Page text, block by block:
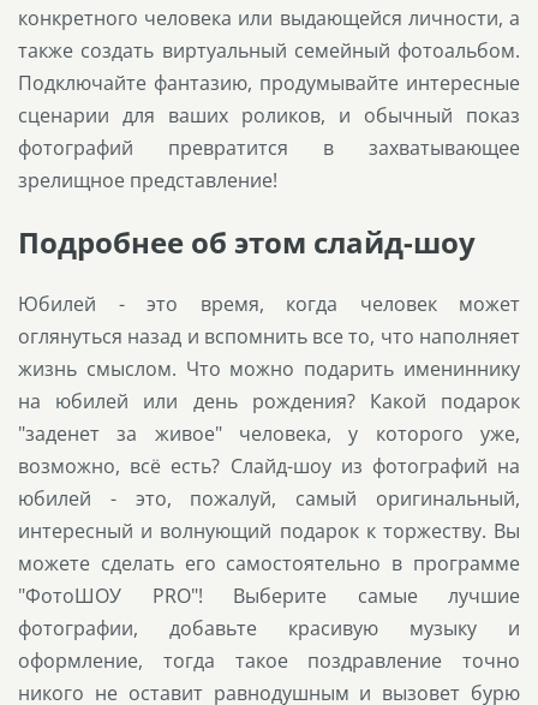
конкретного человека или выдающейся личности, а
также создать виртуальный семейный фотоальбом.
Подключайте фантазию, продумывайте интересные
сценарии для ваших роликов, и обычный показ
фотографий превратится в захватывающее
зрелищное представление!
Подробнее об этом слайд-шоу
Юбилей - это время, когда человек может
оглянуться назад и вспомнить все то, что наполняет
жизнь смыслом. Что можно подарить имениннику
на юбилей или день рождения? Какой подарок
"заденет за живое" человека, у которого уже,
возможно, всё есть? Слайд-шоу из фотографий на
юбилей - это, пожалуй, самый оригинальный,
интересный и волнующий подарок к торжеству. Вы
можете сделать его самостоятельно в программе
"ФотоШОУ PRO"! Выберите самые лучшие
фотографии, добавьте красивую музыку и
оформление, тогда такое поздравление точно
никого не оставит равнодушным и вызовет бурю